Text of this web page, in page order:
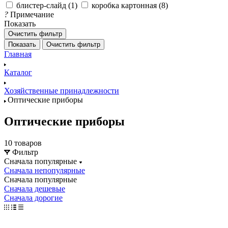
блистер-слайд (1) коробка картонная (8)
? Примечание
Показать
Очистить фильтр
Показать
Очистить фильтр
Главная
Каталог
Хозяйственные принадлежности
Оптические приборы
Оптические приборы
10 товаров
Фильтр
Сначала популярные
Сначала непопулярные
Сначала популярные
Сначала дешевые
Сначала дорогие